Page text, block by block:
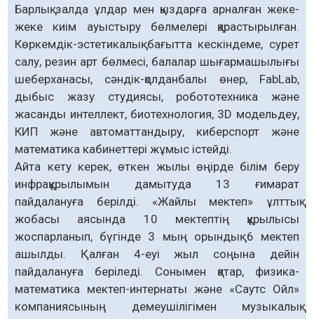
Барлық залда ұлдар мен қыздарға арналған жеке-
жеке киім ауыстыру бөлмелері қарастырылған.
Көркемдік-эстетикалық бағытта кескіндеме, сурет
салу, резин арт бөлмесі, балалар шығармашылығы
шеберханасы, сәндік-қолданбалы өнер, FabLab,
дыбыс жазу студиясы, робототехника және
жасанды интеллект, биотехнология, 3D модельдеу,
КИП және автоматтандыру, киберспорт және
математика кабинеттері жұмыс істейді.
Айта кету керек, өткен жылы өңірде білім беру
инфрақұрылымын дамытуда 13 ғимарат
пайдалануға берілді. «Жайлы мектеп» ұлттық
жобасы аясында 10 мектептің құрылысы
жоспарланып, бүгінде 3 мың орындық 6 мектеп
ашылды. Қалған 4-еуі жыл соңына дейін
пайдалануға беріледі. Сонымен қатар, физика-
математика мектеп-интернаты және «Саутс Ойл»
компаниясының демеушілігімен музыкалық